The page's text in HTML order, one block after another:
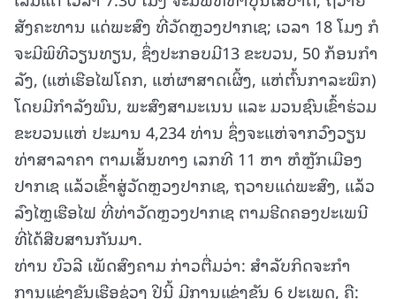
ສັງຄະທານ ແດ່ພະສົງ ທີ່ວັດຫຼວງປາກເຊ; ເວລາ 18 ໂມງ ກໍ
ຈະມີພິທີວຽນທຽນ, ຊຶ່ງປະກອບມີ13 ຂະບວນ, 50 ກ້ອນກໍາ
ລັງ, (ແຫ່ເຮືອໄຟໂຄກ, ແຫ່ຜາສາດເຜິ້ງ, ແຫ່ຕົ້ນກາລະພຶກ)
ໂດຍມີກໍາລັງພົນ, ພະສົງສາມະເນນ ແລະ ມວນຊົນເຂົ້າຮ່ວມ
ຂະບວນແຫ່ ປະມານ 4,234 ທ່ານ ຊຶ່ງຈະແຫ່ຈາກວົງວຽນ
ທ່າສາລາຄາ ຕາມເສັ້ນທາງ ເລກທີ 11 ຫາ ຫໍຫຼັກເມືອງ
ປາກເຊ ແລ້ວເຂົ້າສູ່ວັດຫຼວງປາກເຊ, ຖວາຍແດ່ພະສົງ, ແລ້ວ
ລົງໄຫຼເຮືອໄຟ ທີ່ທ່າວັດຫຼວງປາກເຊ ຕາມຮີດຄອງປະເພນີ
ທີ່ໄດ້ສືບສານກັນມາ.
ທ່ານ ບົວລີ ເພັດສົງຄາມ ກ່າວຕື່ມວ່າ: ສໍາລັບກິດຈະກໍາ
ການແຂ່ງຂັນເຮືອຊ່ວງ ປີນີ້ ມີການແຂ່ງຂັນ 6 ປະເພດ, ຄື: